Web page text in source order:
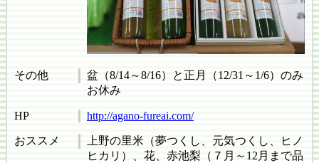
その他
盆（8/14～8/16）と正月（12/31～1/6）のみ
お休み
HP http://agano-fureai.com/
おススメ
上野の里米（夢つくし、元気つくし、ヒノ
ヒカリ）、花、赤池梨（７月～12月まで品